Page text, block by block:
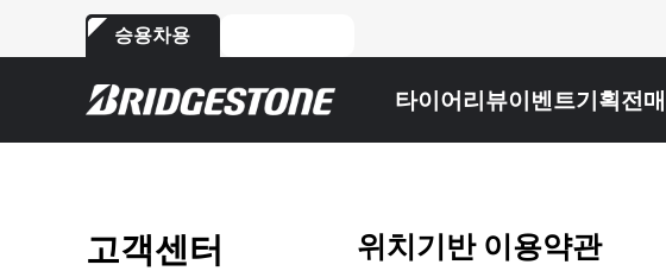
승용차용
타이어리뷰이벤트기획전
고객센터 위치기반 이용약관